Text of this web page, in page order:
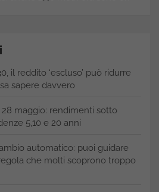
il reddito ‘escluso’ può ridurre
sapere davvero
28 maggio: rendimenti sotto
5,10 e 20 anni
automatico: puoi guidare
che molti scoprono troppo